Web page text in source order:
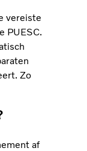
vereiste
PUESC.
Zo
af